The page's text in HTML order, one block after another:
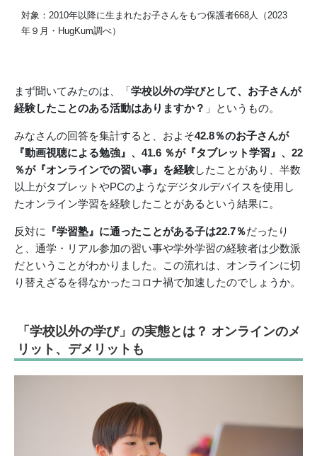
対象：2010年以降に生まれたお子さんをもつ保護者668人（2023
年９月・HugKum調べ）
まず聞いてみたのは、「学校以外の学びとして、お子さんが
経験したことのある活動はありますか？ 」というもの。
みなさんの回答を集計すると、およそ42.8％のお子さんが
『動画視聴による勉強』、41.6 ％が『タブレット学習』、22
％が『オンラインでの習い事』を経験したことがあり、半数
以上がタブレットやPCのようなデジタルデバイスを使用し
たオンライン学習を経験したことがあるという結果に。
反対に 『学習塾』に通ったことがある子は22.7％だったり
と、通学・リアル参加の習い事や学外学習の経験者は少数派
だということがわかりました。この流れは、オンラインに切
り替えざるを得なかったコロナ禍で加速したのでしょうか。
「学校以外の学び」の実態とは？ オンラインのメ
リット、デメリットも